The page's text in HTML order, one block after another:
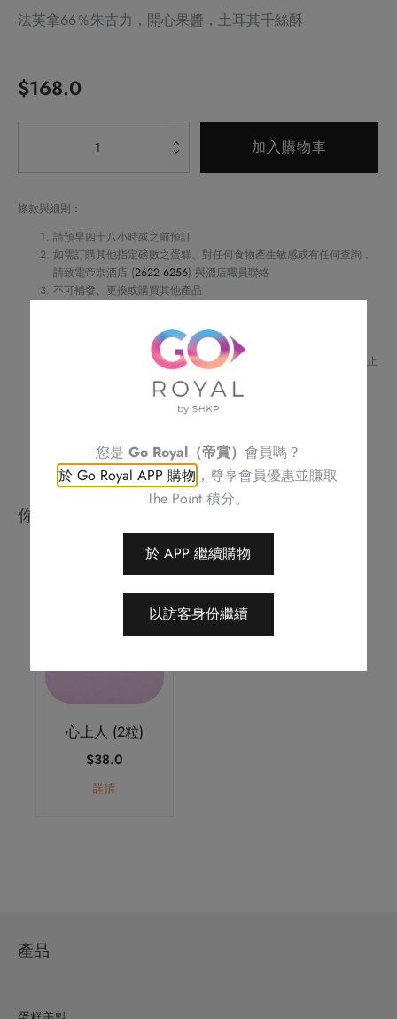
法芙拿66％朱古力，開心果醬，土耳其千絲酥
$168.0
數
加入購物車
條款與細則：
請預早四十八小時或之前預訂
如需訂購其他指定磅數之蛋糕、對任何食物產生敏感或有任何查詢，
請致電帝京酒店 (2622 6256) 與酒店職員聯絡
不可補發、更換或購買其他產品
訂單一經確認，不可更改、取消或退款
請務必檢查所填資料，以確保交易快捷及順利
Royal Delights by Royal Hotels 保留修改優惠條款及細則、更改或終止
此優惠之權利，恕不另行通知
如有任何爭議，Royal Delights by Royal Hotels 保留最終決定權
你可能會喜歡
心上人 (2粒)
$38.0
詳情
產品
您是 Go Royal（帝賞） 會員嗎？
於 Go Royal APP 購物 ，尊享會員優惠並賺取
The Point 積分。
於 APP 繼續購物
以訪客身份繼續